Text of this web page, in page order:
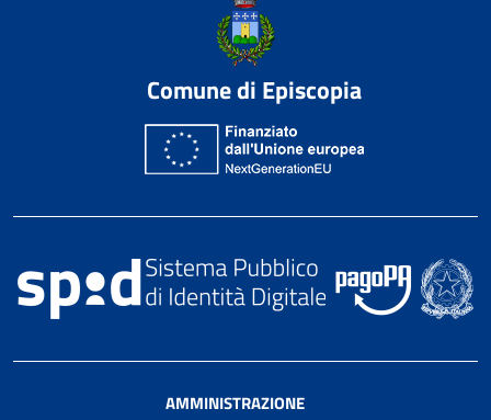
Comune di Episcopia
AMMINISTRAZIONE